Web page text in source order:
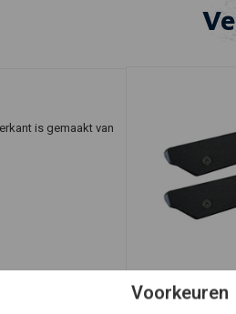
is gemaakt van
RAW METAL
BMW K-serie
Voorkeuren